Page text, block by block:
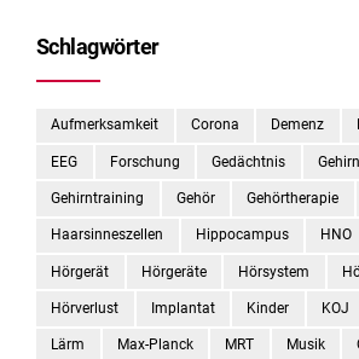
Schlagwörter
Aufmerksamkeit Corona Demenz
EEG Forschung Gedächtnis Gehirn
Gehirntraining Gehör Gehörtherapie
Haarsinneszellen Hippocampus HNO
Hörgerät Hörgeräte Hörsystem
Hörverlust Implantat Kinder KOJ
Lärm Max-Planck MRT Musik